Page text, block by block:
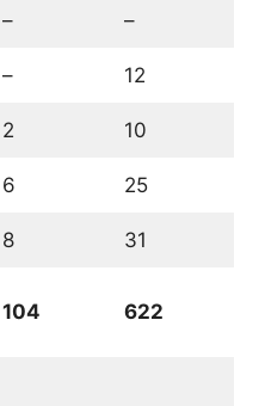
– –
– 12
2 10
6 25
8 31
104 622